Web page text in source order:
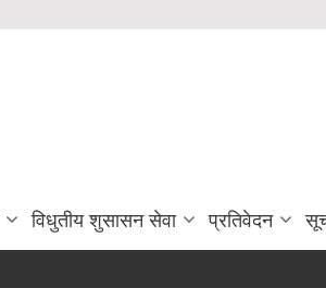
विधुतीय शुसासन सेवा प्रतिवेदन